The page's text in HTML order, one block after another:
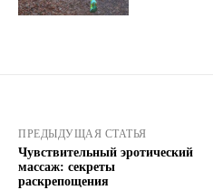
ПРЕДЫДУЩАЯ СТАТЬЯ
Чувствительный эротический
массаж: секреты
раскрепощения